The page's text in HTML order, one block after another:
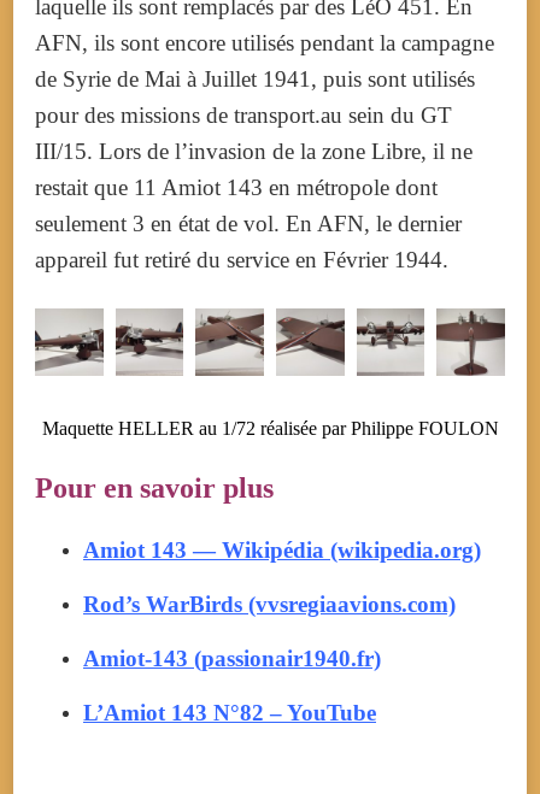
laquelle ils sont remplacés par des LéO 451. En
AFN, ils sont encore utilisés pendant la campagne
de Syrie de Mai à Juillet 1941, puis sont utilisés
pour des missions de transport.au sein du GT
III/15. Lors de l’invasion de la zone Libre, il ne
restait que 11 Amiot 143 en métropole dont
seulement 3 en état de vol. En AFN, le dernier
appareil fut retiré du service en Février 1944.
Maquette HELLER au 1/72 réalisée par Philippe FOULON
Pour en savoir plus
Amiot 143 — Wikipédia (wikipedia.org)
Rod’s WarBirds (vvsregiaavions.com)
Amiot-143 (passionair1940.fr)
L’Amiot 143 N°82 – YouTube